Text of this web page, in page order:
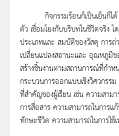
กิจกรรมร้อนก็เป็นเย็นก็ได้
ตัว เชื่อมโยงกับบริบทในชีวิตจริง โ
ประเภทและ สมบัติของวัสดุ การถ่
เปลี่ยนแปลงสถานะและ อุณหภูมิ
สร้างชิ้นงานตามสถานการณ์ที่กำห
กระบวนการออกแบบเชิงวิศวกรร
ที่สำคัญของผู้เรียน เช่น ความสาม
การสื่อสาร ความสามารถในการ
ทักษะชีวิต ความสามารถในการใช้